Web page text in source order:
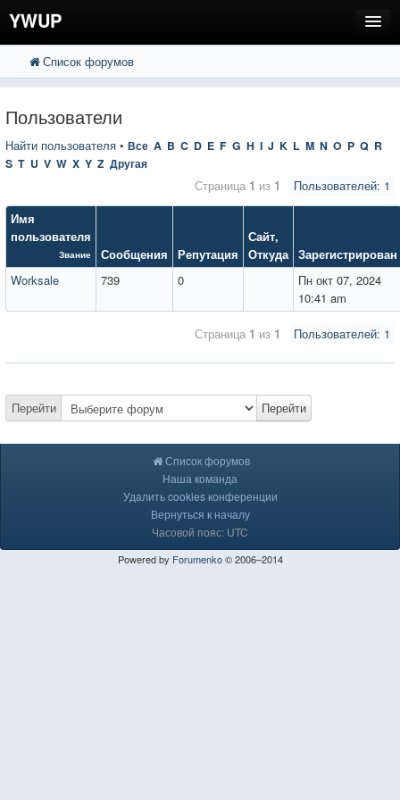
YWUP
FAQ
Вход
Список форумов
Пользователи
Найти пользователя • Все A B C D E F G H I J K L M N O P Q R
S T U V W X Y Z Другая
Пользователей: 1
Страница 1 из 1
Имя
пользователя
Звание Сообщения Репутация
Сайт,
Откуда Зарегистрирован
Worksale
739 0
Пн окт 07, 2024
10:41 am
Пользователей: 1
Страница 1 из 1
Перейти Перейти
Список форумов
Наша команда
Удалить cookies конференции
Вернуться к началу
Часовой пояс: UTC
Powered by Forumenko© 2006–2014